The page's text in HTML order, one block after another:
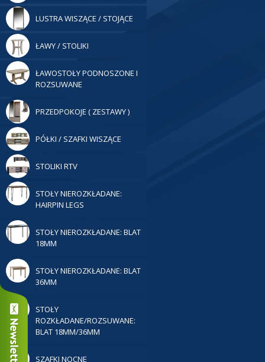
LUSTRA WISZĄCE / STOJĄCE
ŁAWY / STOLIKI
ŁAWOSTOŁY PODNOSZONE I
ROZSUWANE
PRZEDPOKOJE ( ZESTAWY )
PÓŁKI / SZAFKI WISZĄCE
STOLIKI RTV
STOŁY NIEROZKŁADANE:
HAIRPIN LEGS
STOŁY NIEROZKŁADANE: BLAT
18MM
STOŁY NIEROZKŁADANE: BLAT
36MM
STOŁY
ROZKŁADANE/ROZSUWANE:
BLAT 18MM/36MM
SZAFKI NOCNE